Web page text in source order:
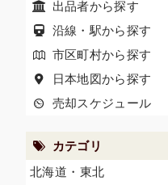
出品者から探す
沿線・駅から探す
市区町村から探す
日本地図から探す
売却スケジュール
カテゴリ
北海道・東北